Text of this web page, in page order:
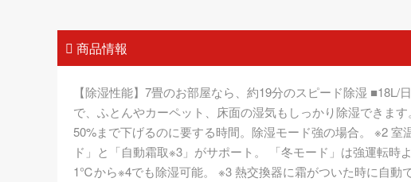
商品情報
【除湿性能】7畳のお部屋なら、約19分のスピード除湿
で、ふとんやカーペット、床面の湿気もしっかり除湿できま
50%まで下げるのに要する時間。除湿モード強の場合。 ※2
ド」と「自動霜取※3」がサポート。 「冬モード」は強運転
1℃から※4でも除湿可能。 ※3 熱交換器に霜がついた時に自動